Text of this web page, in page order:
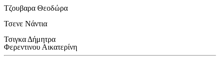
Τζουβαρα Θεοδώρα
Τσενε Νάντια
Τσιγκα Δήμητρα
Φερεντινου Αικατερίνη